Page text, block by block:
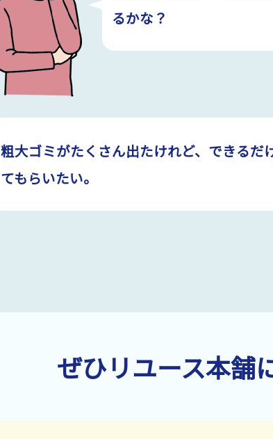
るかな？
粗大ゴミがたくさん出たけれど、できるだ
てもらいたい。
ぜひリユース本舗